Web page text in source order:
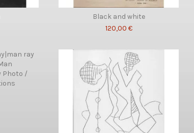
Black and white
120,00 €